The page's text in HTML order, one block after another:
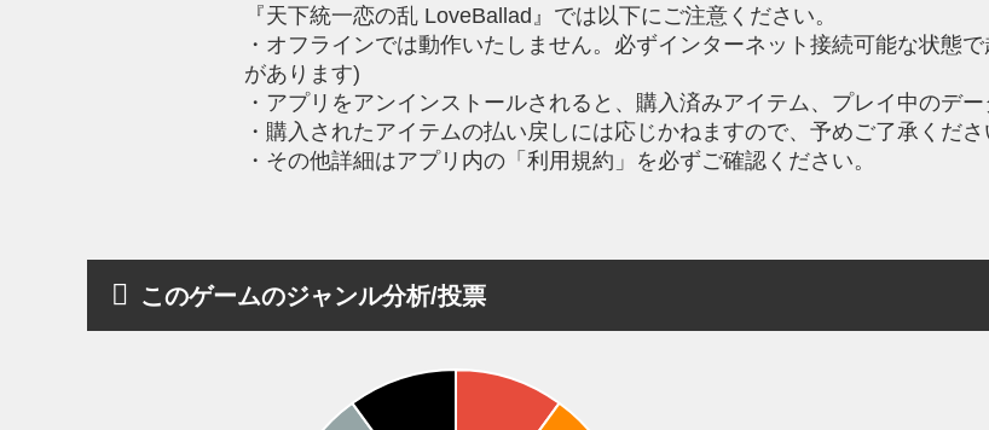
『天下統一恋の乱 LoveBallad』では以下にご注意ください。
・オフラインでは動作いたしません。必ずインターネット接続可能な状態
があります)
・アプリをアンインストールされると、購入済みアイテム、プレイ中のデー
・購入されたアイテムの払い戻しには応じかねますので、予めご了承くださ
・その他詳細はアプリ内の「利用規約」を必ずご確認ください。
このゲームのジャンル分析/投票